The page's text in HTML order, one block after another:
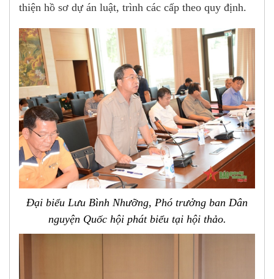
thiện hồ sơ dự án luật, trình các cấp theo quy định.
Đại biểu Lưu Bình Nhưỡng, Phó trưởng ban Dân
nguyện Quốc hội phát biểu tại hội thảo.